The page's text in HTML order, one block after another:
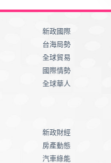
新政國際
台海局勢
全球貿易
國際情勢
全球華人
新政財經
房產動態
汽車綠能